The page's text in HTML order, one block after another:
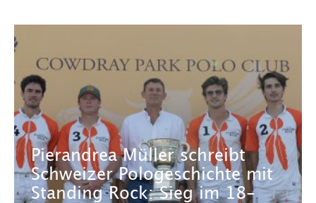
Pierandrea Müller schreibt
Schweizer Pologeschichte mit
Standing Rock: Sieg im 18-